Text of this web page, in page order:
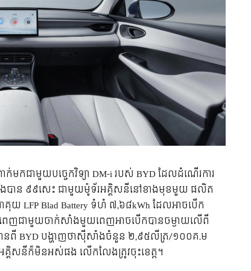
ក់មកជាមួយបច្ចេកវិទ្យា DM-i របស់ BYD ដែលដំណើរការ
ងបាន ៩៩សេះ ជាមួយម៉ូទ័រអគ្គិសនីនៅខាងមុខមួយ ផលិត
យ LFP Blad Battery ទំហំ ៧,៦៨kWh ដែលអាចបើក
ជាមួយចាក់សាំងមួយពេញអាចបើកបានចម្ងាយលើពី
BYD បង្ហាញថាស៊ីសាំងចំនួន ២,៩៥លីត្រ/១០០គ.ម
គ្គិសនីក៏មិនអស់ផង លើកលែងត្រូវចុះខេត្ត។